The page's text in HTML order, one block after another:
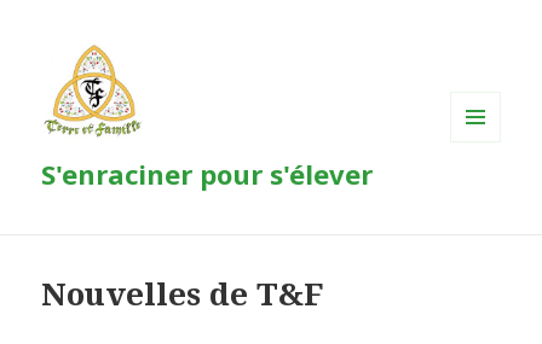
S'enraciner pour s'élever
Nouvelles de T&F